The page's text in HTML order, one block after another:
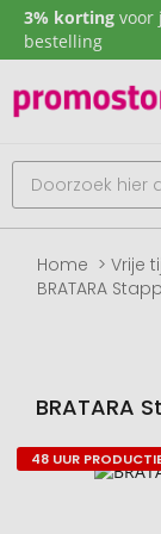
3% korting voor
bestelling
Home Vrije
BRATARA
BRATARA
Naar
48 UUR